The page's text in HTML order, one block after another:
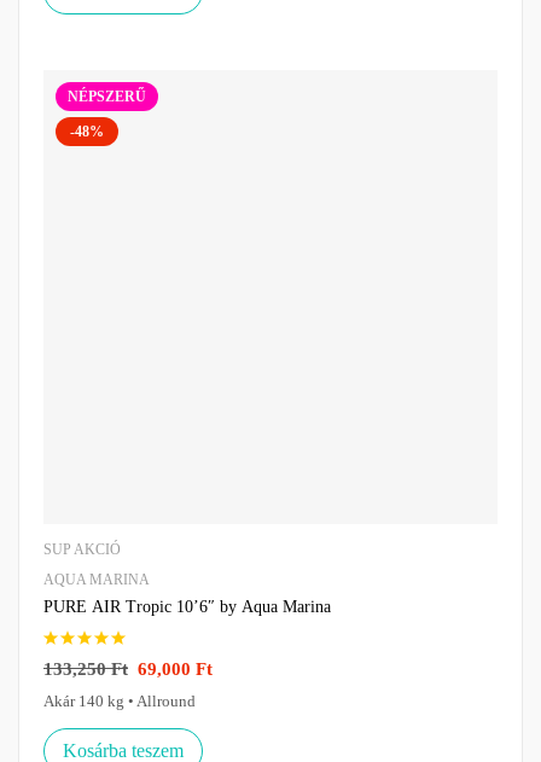
NÉPSZERŰ
-48%
SUP AKCIÓ
AQUA MARINA
PURE AIR Tropic 10’6″ by Aqua Marina
133,250Ft 69,000 Ft
Akár 140 kg • Allround
Kosárba teszem